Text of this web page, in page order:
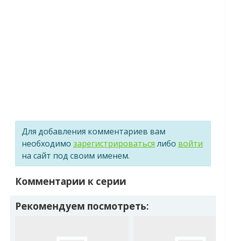
Для добавления комментариев вам
необходимо зарегистрироваться либо войти
на сайт под своим именем.
Комментарии к серии
Рекомендуем посмотреть: